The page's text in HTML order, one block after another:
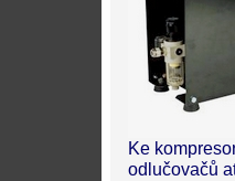
Ke
odlučovačů